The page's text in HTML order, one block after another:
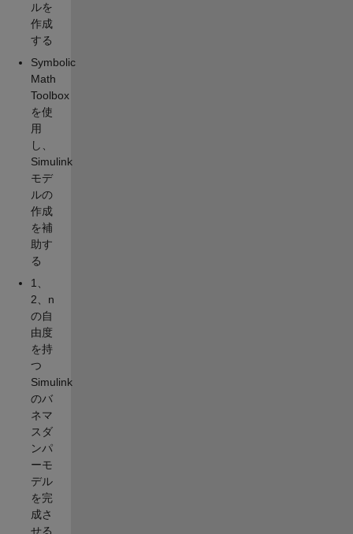
ルを
作成
する
Symbolic
Math
Toolbox
を使
用
し、
Simulink
モデ
ルの
作成
を補
助す
る
1、
2、n
の自
由度
を持
つ
Simulink
のバ
ネマ
スダ
ンパ
ーモ
デル
を完
成さ
せる